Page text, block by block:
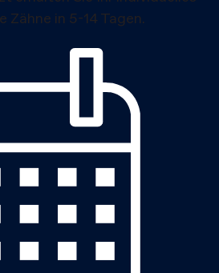
Zähne in 5-14 Tagen.